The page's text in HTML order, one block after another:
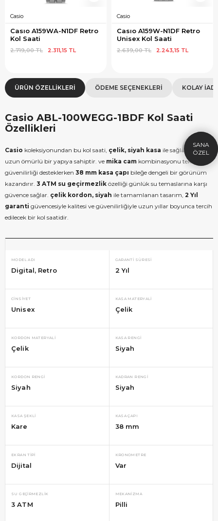
Casio
Casıo A159WA-N1DF Retro
Kol Saati
2.311,15 TL
2.719,00 TL
Casio
Casıo A159W-N1DF Retro
Unisex Kol Saati
2.243,15 TL
2.639,00 TL
ÜRÜN ÖZELLIKLERI ÖDEME SEÇENEKLERI KOLAY
Casio ABL-100WEGG-1BDF Kol Saati
Özellikleri
Casio koleksiyonundan bu kol saati, çelik, siyah kasa ile sağlam ve
uzun ömürlü bir yapıya sahiptir. ve mika cam kombinasyonu teknik
güvenilirliği desteklerken 38 mm kasa çapı bileğe dengeli bir görünüm
kazandırır. 3 ATM su geçirmezlik özelliği günlük su temaslarına karşı
güvence sağlar. çelik kordon, siyah ile tamamlanan tasarım, 2 Yıl
garanti güvencesiyle kalitesi ve güvenilirliğiyle uzun yıllar boyunca tercih
edilecek bir kol saatidir.
MODEL ADI
Digital Retro
GARANTI SÜRESI
2 Yıl
CINSIYET
Unisex
KASA MATERYALI
Çelik
KORDON MATERYALI
Çelik
KASA RENGI
Siyah
KORDON RENGI
Siyah
KADRAN RENGI
Siyah
KASA ŞEKLI
Kare
KASA ÇAPI
38 mm
EKRAN TIPI
Dijital
KRONOMETRE
Var
SU GEÇIRMEZLIK
3 ATM
MEKANIZMA
Pilli
HEDIYE
ÇEKI
9.999 TL üzeri alışverişe özel
1.000 TL Hediye Çeki
KOPYALA